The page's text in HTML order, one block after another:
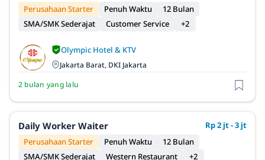
Perusahaan Starter
Penuh Waktu
12 Bulan
SMA/SMK Sederajat
Customer Service +2
Olympic Hotel & KTV
Jakarta Barat, DKI Jakarta
2 bulan yang lalu
Daily Worker Waiter
Rp 2 jt - 3 jt
Perusahaan Starter
Penuh Waktu
12 Bulan
SMA/SMK Sederajat
Western Restaurant +2